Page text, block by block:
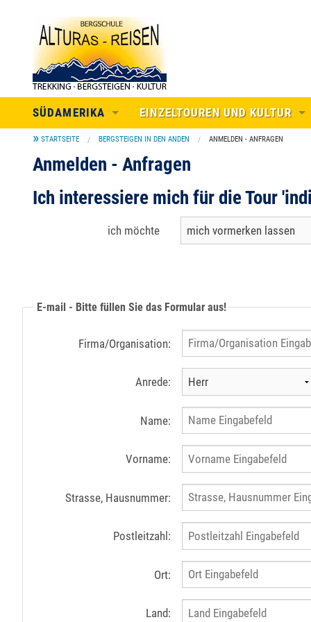
SÜDAMERIKA
REISEN IN LATEINAMERKA
ECUADOR
PERU
EINZELTOUREN UND KULTUR
INDIVIDUELLE TOUREN
TREKKING IN DEN ANDEN
BERGSTEIGEN IN DEN ANDEN
KULTUR
STARTSEITE BERGSTEIGEN IN DEN ANDEN ANMELDEN - ANFRAGEN
Anmelden - Anfragen
Ich interessiere mich für die Tour
ich möchte
E-mail - Bitte füllen Sie das Formular aus!
Firma/Organisation:
Anrede:
Name:
Vorname:
Strasse, Hausnummer:
Postleitzahl:
Ort:
Land: